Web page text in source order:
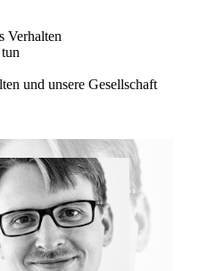
Verhalten
und unsere Gesellschaft